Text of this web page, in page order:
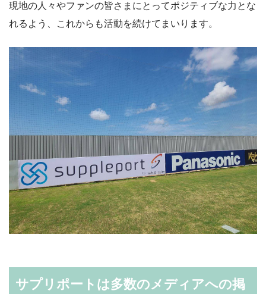
現地の人々やファンの皆さまにとってポジティブな力とな
れるよう、これからも活動を続けてまいります。
サプリポートは多数のメディアへの掲